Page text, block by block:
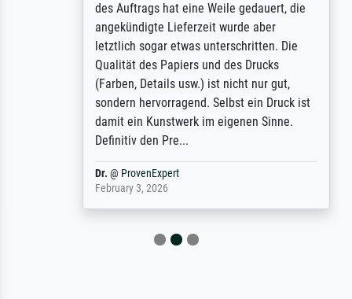
des Auftrags hat eine Weile gedauert, die
angekündigte Lieferzeit wurde aber
letztlich sogar etwas unterschritten. Die
Qualität des Papiers und des Drucks
(Farben, Details usw.) ist nicht nur gut,
sondern hervorragend. Selbst ein Druck ist
damit ein Kunstwerk im eigenen Sinne.
Definitiv den Pre...
ProvenExpert
February 3, 2026